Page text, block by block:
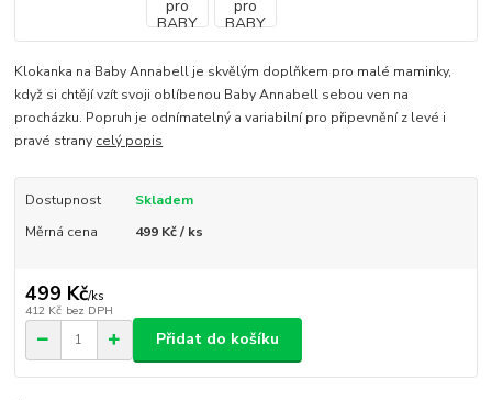
Klokanka na Baby Annabell je skvělým doplňkem pro malé maminky,
když si chtějí vzít svoji oblíbenou Baby Annabell sebou ven na
procházku. Popruh je odnímatelný a variabilní pro připevnění z levé i
pravé strany celý popis
Dostupnost
Skladem
Měrná cena
499 Kč / ks
499 Kč/ks
412 Kč bez DPH
Přidat do košíku